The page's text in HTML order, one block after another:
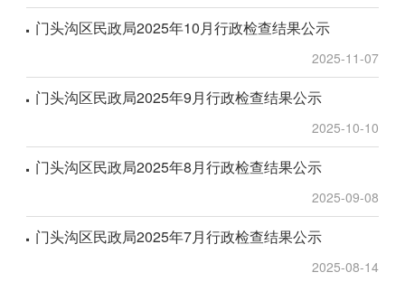
门头沟区民政局2025年10月行政检查结果公示
2025-11-07
门头沟区民政局2025年9月行政检查结果公示
2025-10-10
门头沟区民政局2025年8月行政检查结果公示
2025-09-08
门头沟区民政局2025年7月行政检查结果公示
2025-08-14